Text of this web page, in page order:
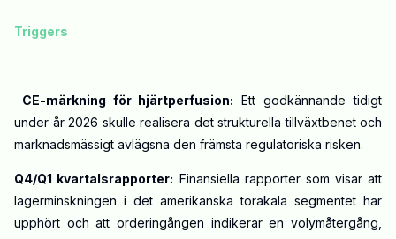
Triggers
CE-märkning för hjärtperfusion: Ett godkännande tidigt
under år 2026 skulle realisera det strukturella tillväxtbenet och
marknadsmässigt avlägsna den främsta regulatoriska risken.
Q4/Q1 kvartalsrapporter: Finansiella rapporter som visar att
lagerminskningen i det amerikanska torakala segmentet har
upphört och att orderingången indikerar en volymåtergång,